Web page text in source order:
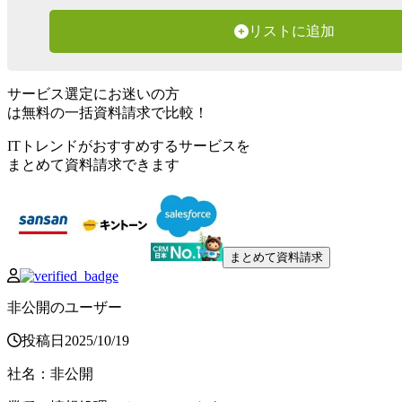
リストに追加
サービス選定にお迷いの方
は無料の一括資料請求で比較！
ITトレンドがおすすめするサービスを
まとめて資料請求できます
まとめて資料請求
非公開のユーザー
投稿日 2025/10/19
社名 ： 非公開